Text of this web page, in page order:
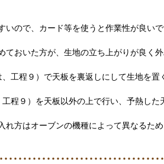
いので、カード等を使うと作業性が良い
ておいた方が、生地の立ち上がりが良く
工程９）で天板を裏返しにして生地を
程９）を天板以外の上で行い、予熱した
方はオーブンの機種によって異なるため